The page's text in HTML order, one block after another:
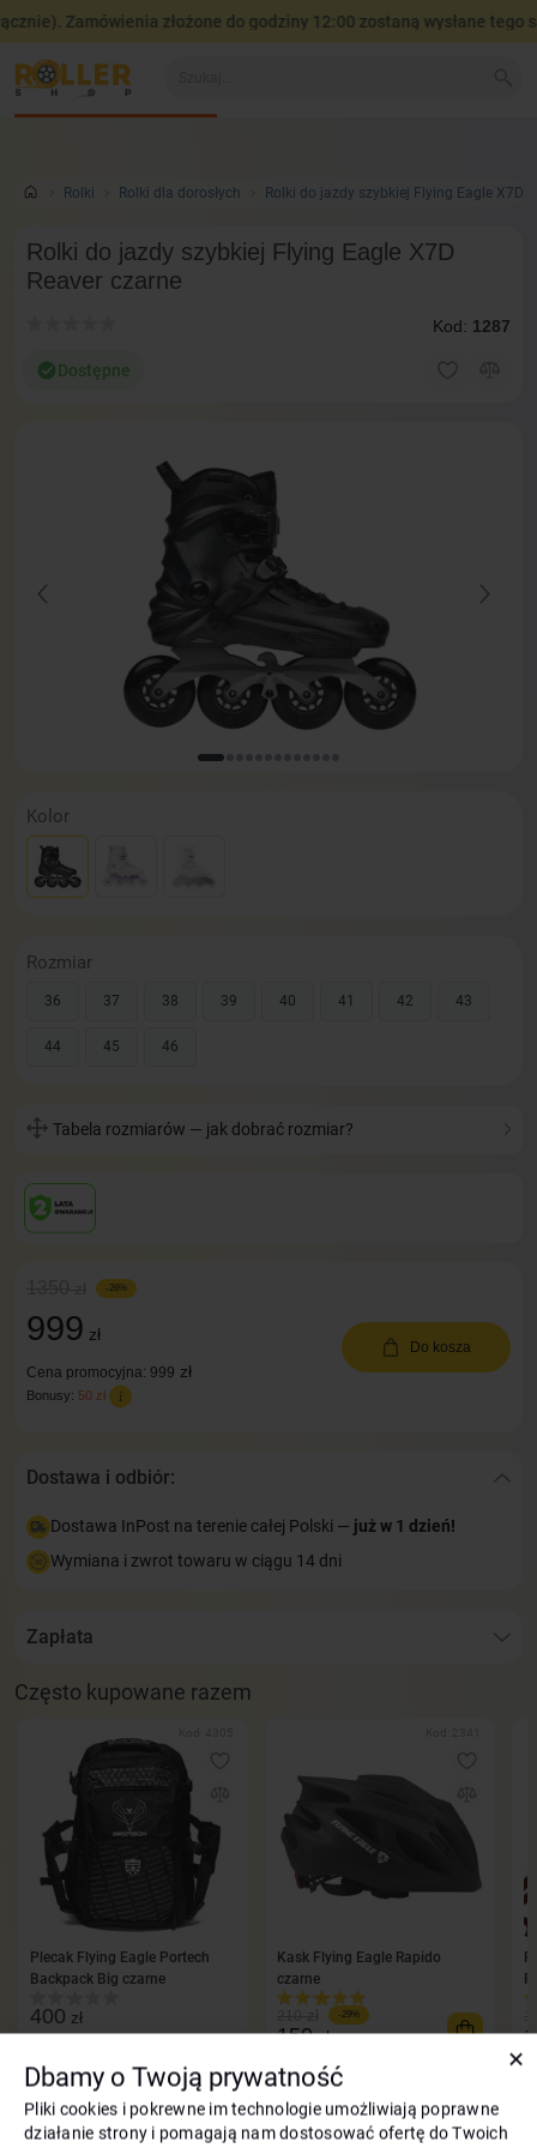
Zamówienia złożone do godziny 12:00 zostaną wysłane tego
Rolki Rolki dla dorosłych Rolki do jazdy szybkiej Flying Eagle X7D
Wszystko o produkcie
Rolki do jazdy szybkiej Flying Eagle X7D
Reaver czarne
Dostępne
Kod: 1287
Kolor
Rozmiar
36 37 38 39 40 41 42 43
44 45 46
Tabela rozmiarów — jak dobrać rozmiar?
-26%
999 zł
Cena promocyjna: 999 zł
Bonusy: 50 zł
Do kosza
Dostawa i odbiór:
Dostawa InPost na terenie całej Polski — już w 1 dzień!
Wymiana i zwrot towaru w ciągu 14 dni
Zapłata
Często kupowane razem
Plecak Flying Eagle Portech
Backpack Big czarne
400 zł
Kask Flying Eagle Rapido
czarne
-29%
150zł
Opis Rolki do jazdy szybkiej Flying Eagle X7D
✕
Dbamy o Twoją prywatność
Pliki cookies i pokrewne im technologie umożliwiają poprawne
działanie strony i pomagają nam dostosować ofertę do Twoich